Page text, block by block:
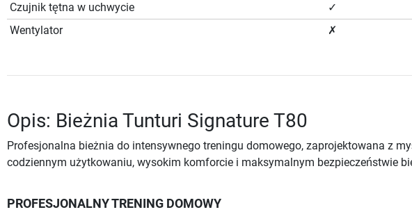
Czujnik tętna w uchwycie
✓
Wentylator
✗
Opis: Bieżnia Tunturi Signature T80
Profesjonalna bieżnia do intensywnego treningu domowego, zaprojektowana z
codziennym użytkowaniu, wysokim komforcie i maksymalnym bezpieczeństwie
PROFESJONALNY TRENING DOMOWY